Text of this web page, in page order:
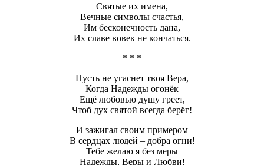
Святые их имена,
Вечные символы счастья,
Им бесконечность дана,
Их славе вовек не кончаться.
* * *
Пусть не угаснет твоя Вера,
Когда Надежды огонёк
Ещё любовью душу греет,
Чтоб дух святой всегда берёг!
И зажигал своим примером
В сердцах людей – добра огни!
Тебе желаю я без меры
Надежды, Веры и Любви!